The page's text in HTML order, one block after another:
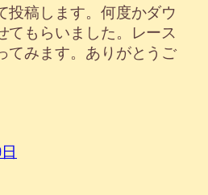
投稿します。何度かダウ
てもらいました。レース
てみます。ありがとうご